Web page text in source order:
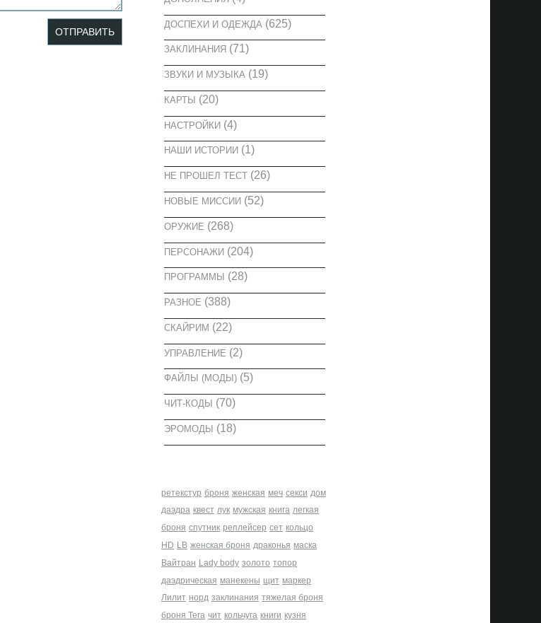
ДОСПЕХИ И ОДЕЖДА (625)
ЗАКЛИНАНИЯ(71)
ЗВУКИ И МУЗЫКА (19)
КАРТЫ (20)
НАСТРОЙКИ(4)
НАШИ ИСТОРИИ(1)
НЕ ПРОШЕЛ ТЕСТ(26)
НОВЫЕ МИССИИ(52)
ОРУЖИЕ (268)
ПЕРСОНАЖИ(204)
ПРОГРАММЫ (28)
РАЗНОЕ (388)
СКАЙРИМ (22)
УПРАВЛЕНИЕ (2)
ФАЙЛЫ (МОДЫ)(5)
ЧИТ-КОДЫ (70)
ЭРОМОДЫ (18)
ретекстур броня женская меч секси дом
даэдра квест лук мужская книга легкая
броня спутник реплейсер сет кольцо
HD LB женская броня драконья маска
Вайтран Lady body золото топор
даэдрическая манекены щит маркер
Лилит норд заклинания тяжелая броня
броня Tera чит кольчуга книги кузня